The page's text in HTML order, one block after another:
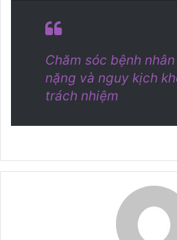
Chăm sóc bệnh
nặng và nguy kịch
trách nhiệm